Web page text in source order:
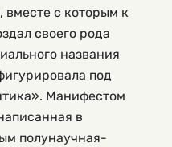
с которым к
своего рода
названия
под
Манифестом
в
полунаучная-